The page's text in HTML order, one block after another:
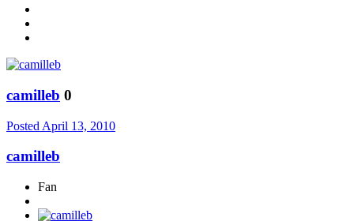
camilleb 0
Posted April 13, 2010
camilleb
Fan